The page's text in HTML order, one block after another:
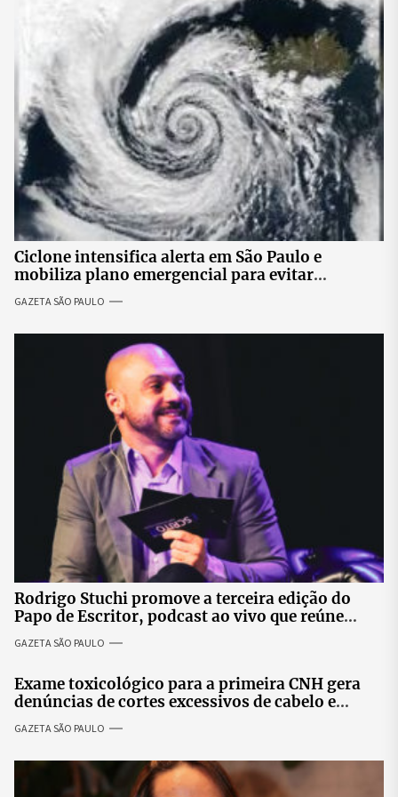
Ciclone intensifica alerta em São Paulo e
mobiliza plano emergencial para evitar
impactos no fornecimento de energia
GAZETA SÃO PAULO
Rodrigo Stuchi promove a terceira edição do
Papo de Escritor, podcast ao vivo que reúne
especialistas para discutir saúde mental e
prosperidade.
GAZETA SÃO PAULO
Exame toxicológico para a primeira CNH gera
denúncias de cortes excessivos de cabelo e
revolta entre candidatas
GAZETA SÃO PAULO